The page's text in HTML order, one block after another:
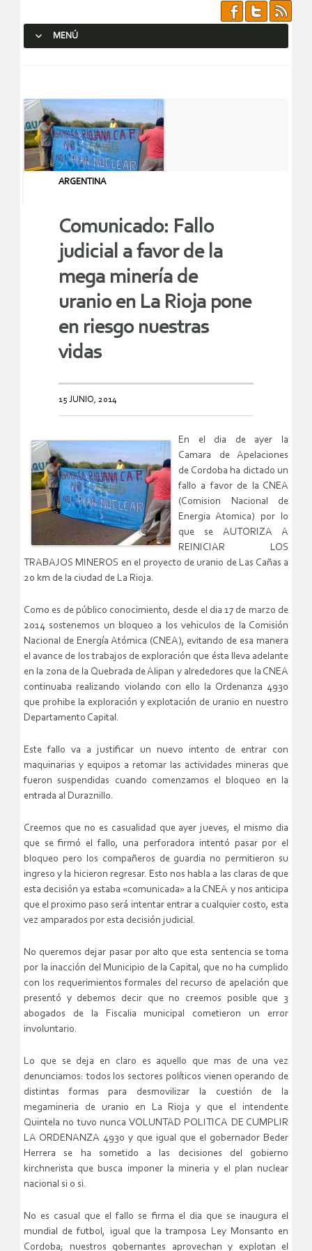
MENÚ
ARGENTINA
Comunicado: Fallo
judicial a favor de la
mega minería de
uranio en La Rioja pone
en riesgo nuestras
vidas
15 JUNIO, 2014
En el dia de ayer la
Camara de Apelaciones
de Cordoba ha dictado un
fallo a favor de la CNEA
(Comision Nacional de
Energia Atomica) por lo
que se AUTORIZA A
REINICIAR LOS
TRABAJOS MINEROS en el proyecto de uranio de Las Cañas a
20 km de la ciudad de La Rioja.
Como es de público conocimiento, desde el dia 17 de marzo de
2014 sostenemos un bloqueo a los vehiculos de la Comisión
Nacional de Energía Atómica (CNEA), evitando de esa manera
el avance de los trabajos de exploración que ésta lleva adelante
en la zona de la Quebrada de Alipan y alrededores que la CNEA
continuaba realizando violando con ello la Ordenanza 4930
que prohibe la exploración y explotación de uranio en nuestro
Departamento Capital.
Este fallo va a justificar un nuevo intento de entrar con
maquinarias y equipos a retomar las actividades mineras que
fueron suspendidas cuando comenzamos el bloqueo en la
entrada al Duraznillo.
Creemos que no es casualidad que ayer jueves, el mismo dia
que se firmó el fallo, una perforadora intentó pasar por el
bloqueo pero los compañeros de guardia no permitieron su
ingreso y la hicieron regresar. Esto nos habla a las claras de que
esta decisión ya estaba «comunicada» a la CNEA y nos anticipa
que el proximo paso será intentar entrar a cualquier costo, esta
vez amparados por esta decisión judicial.
No queremos dejar pasar por alto que esta sentencia se toma
por la inacción del Municipio de la Capital, que no ha cumplido
con los requerimientos formales del recurso de apelación que
presentó y debemos decir que no creemos posible que 3
abogados de la Fiscalia municipal cometieron un error
involuntario.
Lo que se deja en claro es aquello que mas de una vez
denunciamos: todos los sectores políticos vienen operando de
distintas formas para desmovilizar la cuestión de la
megamineria de uranio en La Rioja y que el intendente
Quintela no tuvo nunca VOLUNTAD POLITICA DE CUMPLIR
LA ORDENANZA 4930 y que igual que el gobernador Beder
Herrera se ha sometido a las decisiones del gobierno
kirchnerista que busca imponer la mineria y el plan nuclear
nacional si o si.
No es casual que el fallo se firma el dia que se inaugura el
mundial de futbol, igual que la tramposa Ley Monsanto en
Cordoba; nuestros gobernantes aprovechan y explotan el